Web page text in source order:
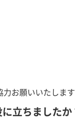
力お願いいたします
立ちましたか